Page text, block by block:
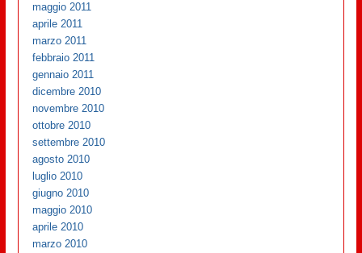
maggio 2011
aprile 2011
marzo 2011
febbraio 2011
gennaio 2011
dicembre 2010
novembre 2010
ottobre 2010
settembre 2010
agosto 2010
luglio 2010
giugno 2010
maggio 2010
aprile 2010
marzo 2010